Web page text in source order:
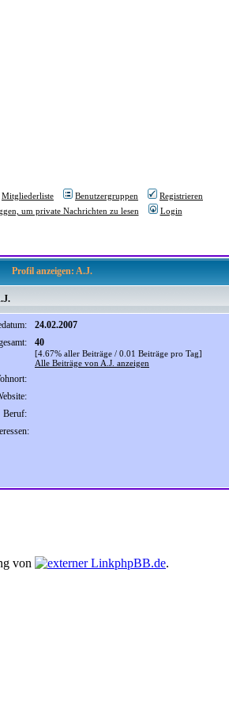
Mitgliederliste Benutzergruppen
Registrieren
um private Nachrichten zu lesen Login
Profil anzeigen: A.J.
24.02.2007
40
[4.67% aller Beiträge / 0.01 Beiträge pro Tag]
Alle Beiträge von A.J. anzeigen
Beruf:
von phpBB.de.